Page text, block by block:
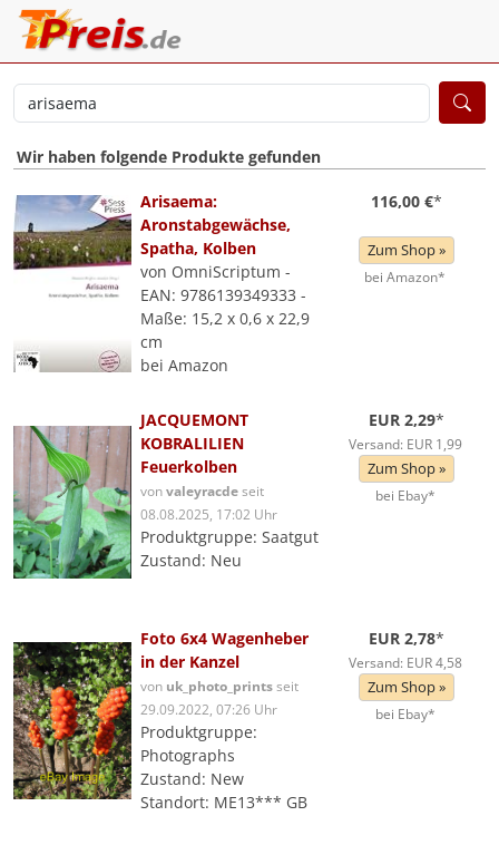
Wir haben folgende Produkte gefunden
Arisaema:
Aronstabgewächse,
Spatha, Kolben
von OmniScriptum -
EAN: 9786139349333 -
Maße: 15,2 x 0,6 x 22,9
cm
bei Amazon
116,00 €*
Zum Shop »
bei Amazon*
JACQUEMONT
KOBRALILIEN
Feuerkolben
vonvaleyracdeseit
08.08.2025, 17:02 Uhr
Produktgruppe: Saatgut
Zustand: Neu
EUR 2,29*
Versand: EUR 1,99
Zum Shop »
bei Ebay*
Foto 6x4 Wagenheber
in der Kanzel
von uk_photo_printsseit
29.09.2022, 07:26 Uhr
Produktgruppe:
Photographs
Zustand: New
Standort: ME13*** GB
EUR 2,78*
Versand: EUR 4,58
Zum Shop »
bei Ebay*